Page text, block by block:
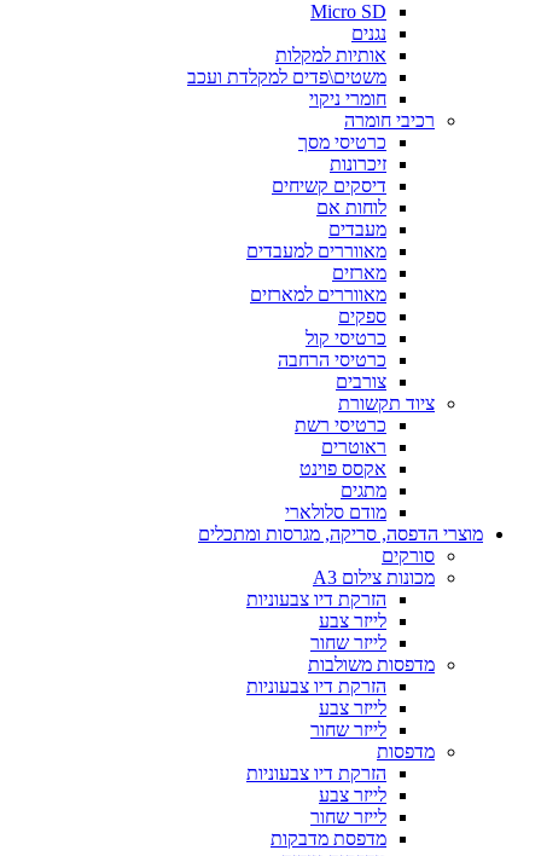
Micro SD
נגנים
אותיות למקלות
משטים\פדים למקלדת ועכב
חומרי ניקוי
רכיבי חומרה
כרטיסי מסך
זיכרונות
דיסקים קשיחים
לוחות אם
מעבדים
מאווררים למעבדים
מארזים
מאווררים למארזים
ספקים
כרטיסי קול
כרטיסי הרחבה
צורבים
ציוד תקשורת
כרטיסי רשת
ראוטרים
אקסס פוינט
מתגים
מודם סלולארי
מוצרי הדפסה, סריקה, מגרסות ומתכלים
סורקים
מכונות צילום A3
הזרקת דיו צבעוניות
לייזר צבע
לייזר שחור
מדפסות משולבות
הזרקת דיו צבעוניות
לייזר צבע
לייזר שחור
מדפסות
הזרקת דיו צבעוניות
לייזר צבע
לייזר שחור
מדפסת מדבקות